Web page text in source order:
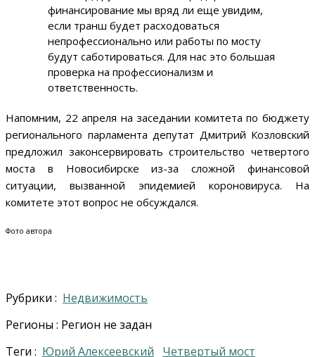
финансирование мы вряд ли еще увидим,
если транш будет расходоваться
непрофессионально или работы по мосту
будут саботироваться. Для нас это большая
проверка на профессионализм и
ответственность.
Напомним, 22 апреля на заседании комитета по бюджету
регионального парламента депутат Дмитрий Козловский
предложил законсервировать строительство четвертого
моста в Новосибирске из-за сложной финансовой
ситуации, вызванной эпидемией короновируса. На
комитете этот вопрос не обсуждался.
Фото автора
Рубрики :
Недвижимость
Регионы : Регион не задан
Теги :
Юрий Алексеевский
Четвертый мост